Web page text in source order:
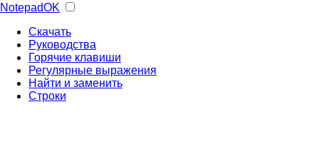
NotepadOK
Скачать
Руководства
Горячие клавиши
Регулярные выражения
Найти и заменить
Строки